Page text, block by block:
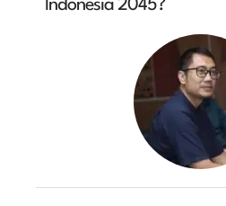
Indonesia 2045?